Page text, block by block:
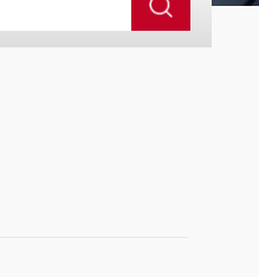
5008石油冰点测定仪 RVLM